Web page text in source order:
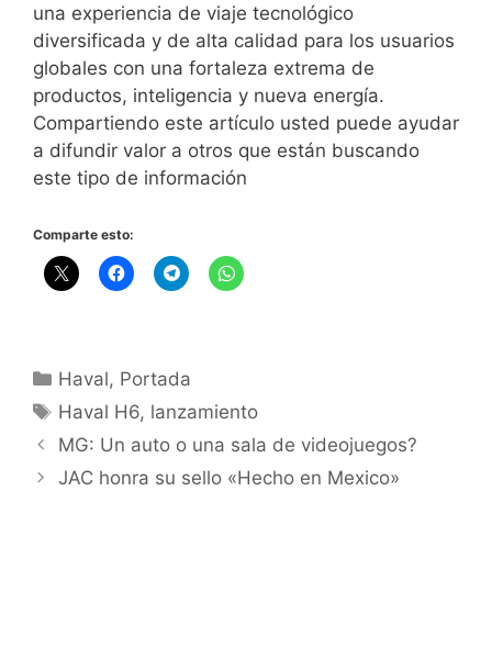
una experiencia de viaje tecnológico
diversificada y de alta calidad para los usuarios
globales con una fortaleza extrema de
productos, inteligencia y nueva energía.
Compartiendo este artículo usted puede ayudar
a difundir valor a otros que están buscando
este tipo de información
Comparte esto:
Haval, Portada
Haval H6, lanzamiento
MG: Un auto o una sala de videojuegos?
JAC honra su sello «Hecho en Mexico»